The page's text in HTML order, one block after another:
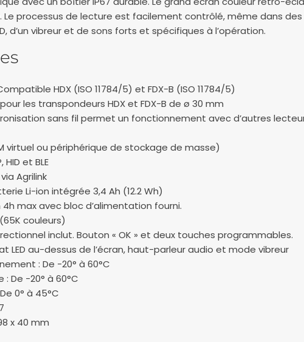
processus de lecture est facilement contrôlé, même dans des
d’un vibreur et de sons forts et spécifiques à l’opération.
HDX (ISO 11784/5) et FDX-B (ISO 11784/5)
les transpondeurs HDX et FDX-B de ø 30 mm
sans fil permet un fonctionnement avec d’autres
virtuel ou périphérique de stockage de masse)
et BLE
Agrilink
Li-ion intégrée 3,4 Ah (12.2 Wh)
4h max avec bloc d’alimentation fourni.
couleurs)
inclut. Bouton « OK » et deux touches programmables.
LED au-dessus de l’écran, haut-parleur audio et mode vibreur
: De -20° à 60°C
De -20° à 60°C
0° à 45°C
x 40 mm